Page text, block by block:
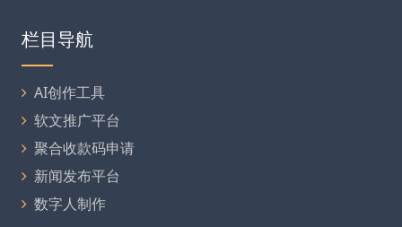
栏目导航
AI创作工具
软文推广平台
聚合收款码申请
新闻发布平台
数字人制作